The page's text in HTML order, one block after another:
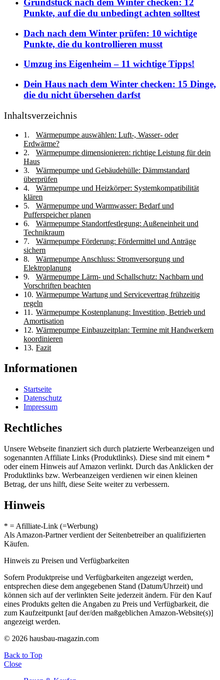
Grundstück nach dem Winter checken: 12
Punkte, auf die du unbedingt achten solltest
Dach nach dem Winter prüfen: 10 wichtige
Punkte, die du kontrollieren musst
Umzug ins Eigenheim – 11 wichtige Tipps!
Dein Haus nach dem Winter checken: 15 Dinge,
die du nicht übersehen darfst
Inhaltsverzeichnis
Wärmepumpe auswählen: Luft-, Wasser- oder
Erdwärme?
Wärmepumpe dimensionieren: richtige Leistung für dein
Haus
Wärmepumpe und Gebäudehülle: Dämmstandard
überprüfen
Wärmepumpe und Heizkörper: Systemkompatibilität
klären
Wärmepumpe und Warmwasser: Bedarf und
Pufferspeicher planen
Wärmepumpe Standortfestlegung: Außeneinheit und
Technikraum
Wärmepumpe Förderung: Fördermittel und Anträge
sichern
Wärmepumpe Anschluss: Stromversorgung und
Elektroplanung
Wärmepumpe Lärm- und Schallschutz: Nachbarn und
Vorschriften beachten
Wärmepumpe Wartung und Servicevertrag frühzeitig
regeln
Wärmepumpe Kostenplanung: Investition, Betrieb und
Amortisation
Wärmepumpe Einbauzeitplan: Termine mit Handwerkern
koordinieren
Fazit
Informationen
Startseite
Datenschutz
Impressum
Rechtliches
Unsere Webseite finanziert sich durch platzierte Werbeanzeigen und
sogenannten Affiliate Links (Produktlinks). Diese sind mit einem *
oder einem Hinweis auf Amazon verlinkt. Durch das Anklicken der
Produktlinks bzw. Werbeanzeigen verdienen wir einen kleinen
Betrag, der uns hilft, diese Seite weiter zu verbessern.
Hinweis
* = Afilliate-Link (=Werbung)
Als Amazon-Partner verdient der Seitenbetreiber an qualifizierten
Käufen.
Hinweis zu Preisen und Verfügbarkeiten
Sofern Produktpreise und Verfügbarkeiten angezeigt werden,
entsprechen diese dem angegebenen Stand (Datum/Uhrzeit) und
können sich auf der verlinkten Seite jederzeit ändern. Für den Kauf
eines Produkts gelten die Angaben zu Preis und Verfügbarkeit, die
zum Kaufzeitpunkt [auf der/den maßgeblichen Amazon-Website(s)]
angezeigt werden.
© 2026 hausbau-magazin.com
Back to Top
Close